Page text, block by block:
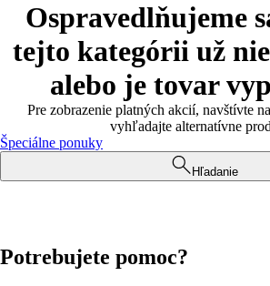
Ospravedlňujeme
tejto kategórii už
alebo je tovar
Pre zobrazenie platných akcií, navštívte
vyhľadajte alternatívne
Špeciálne ponuky
Hľadanie
Potrebujete pomoc?